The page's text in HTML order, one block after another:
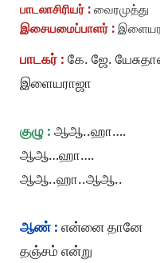
பாடலாசிரியர் : வைரமுத்து
இசையமைப்பாளர் :
பாடகர் : கே. ஜே.
இளையராஜா
குழு : ஆஆ..ஹா….
ஆஆ…ஹா….
ஆஆ..ஹா..ஆஆ..
ஆண் : என்னை தானே
தஞ்சம் என்று